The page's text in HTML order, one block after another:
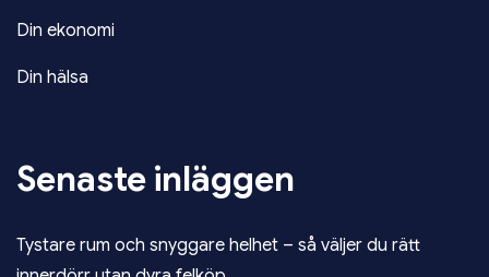
Din ekonomi
Din hälsa
Senaste inläggen
Tystare rum och snyggare helhet – så väljer du rätt